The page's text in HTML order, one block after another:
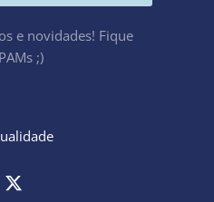
e novidades! Fique
;)